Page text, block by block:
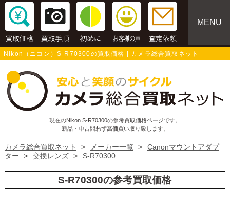
MENU
Nikon（ニコン）S-R70300の買取価格 | カメラ総合買取ネット
現在のNikon S-R70300の参考買取価格ページです。
新品・中古問わず高価買い取り致します。
カメラ総合買取ネット > メーカー一覧 >
Canonマウントアダプ
ター
> 交換レンズ > S-R70300
S-R70300の参考買取価格